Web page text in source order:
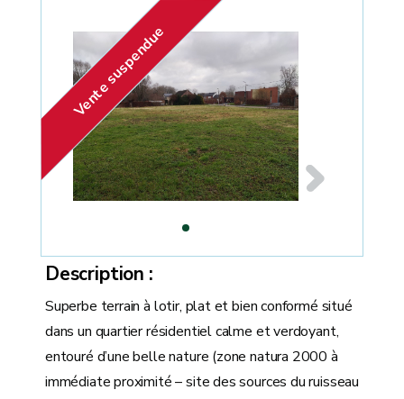
Vente suspendue
Description
Superbe terrain à lotir, plat et bien conformé situé
dans un quartier résidentiel calme et verdoyant,
entouré d’une belle nature (zone natura 2000 à
immédiate proximité – site des sources du ruisseau